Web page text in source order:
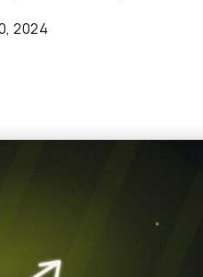
2024